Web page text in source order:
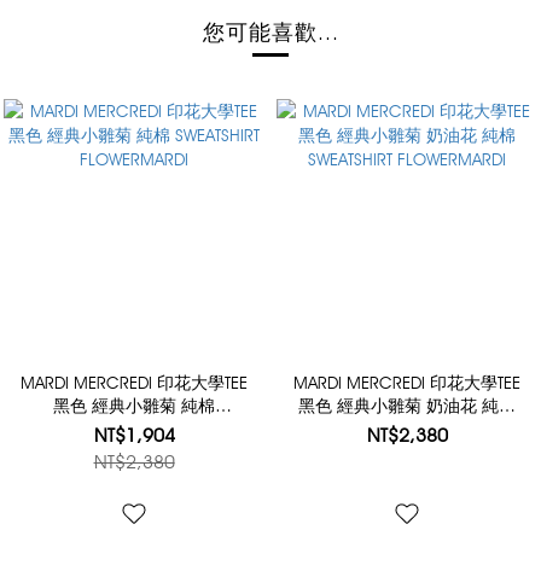
您可能喜歡...
MARDI MERCREDI 印花大學TEE
黑色 經典小雛菊 純棉
SWEATSHIRT FLOWERMARDI
NT$1,904
NT$2,380
MARDI MERCREDI 印花大學TEE
黑色 經典小雛菊 奶油花 純棉
SWEATSHIRT FLOWERMARDI
NT$2,380